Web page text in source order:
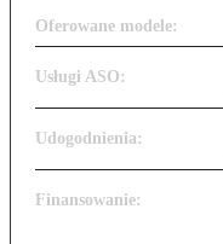
Oferowane modele:
Usługi ASO:
Udogodnienia:
Finansowanie: